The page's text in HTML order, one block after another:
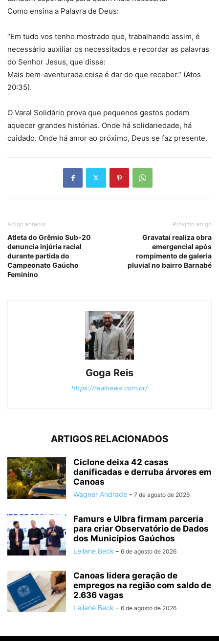
Como ensina a Palavra de Deus:
“Em tudo vos tenho mostrado que, trabalhando assim, é
necessário auxiliar os necessitados e recordar as palavras
do Senhor Jesus, que disse:
Mais bem-aventurada coisa é dar do que receber.” (Atos
20:35).
O Varal Solidário prova que pequenos gestos podem
aquecer grandes histórias. Onde há solidariedade, há
cuidado. Onde há amor ao próximo, Deus se faz presente.
Artigo anterior
Atleta do Grêmio Sub-20
denuncia injúria racial
durante partida do
Campeonato Gaúcho
Feminino
Próximo artigo
Gravataí realiza obra
emergencial após
rompimento de galeria
pluvial no bairro Barnabé
Goga Reis
https://realnews.com.br/
ARTIGOS RELACIONADOS
Ciclone deixa 42 casas
danificadas e derruba árvores em
Canoas
Wagner Andrade - 7 de agosto de 2026
Famurs e Ulbra firmam parceria
para criar Observatório de Dados
dos Municípios Gaúchos
Leilane Beck - 6 de agosto de 2026
Canoas lidera geração de
empregos na região com saldo de
2.636 vagas
Leilane Beck - 6 de agosto de 2026